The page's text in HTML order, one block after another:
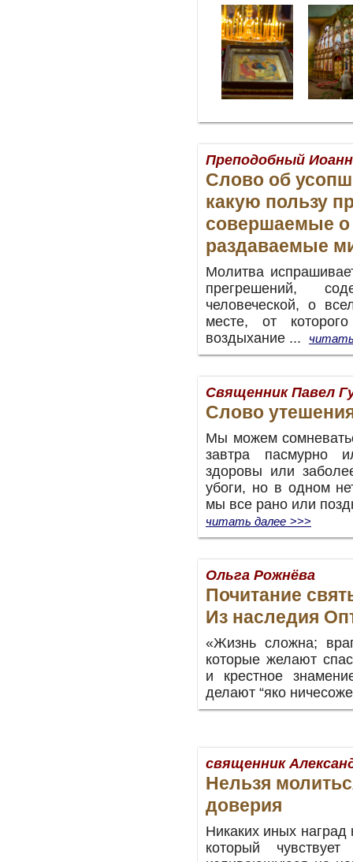
Преподобный
Слово об
какую пользу
совершаемые о
раздаваемые
Молитва
прегрешений,
человеческой, о
месте, от
воздыхание ...
Священник Павел
Слово
Мы можем
завтра пасмурно
здоровы или
убоги, но в одном
мы все рано или
читать далее >>>
Ольга Рожнёва
Почитание
Из наследия
«Жизнь сложна;
которые желают
и крестное
делают “яко
священник
Нельзя
доверия
Никаких иных наград
который